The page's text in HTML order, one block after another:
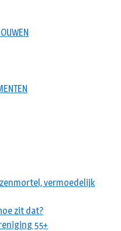
vermoedelijk
zit dat?
55+